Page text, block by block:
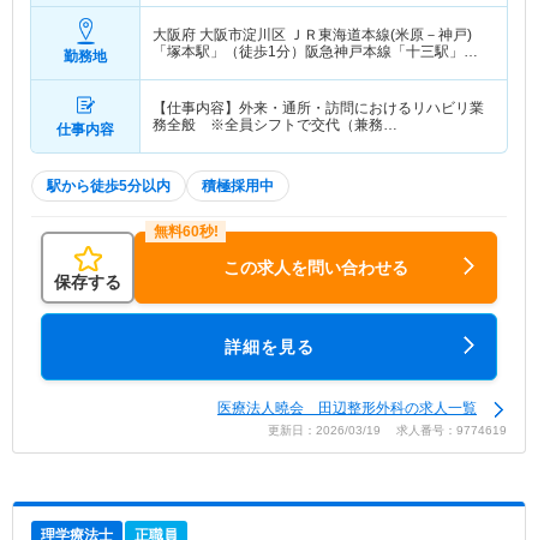
勤務地
大阪府 大阪市淀川区 ＪＲ東海道本線(米原－神戸)
「塚本駅」（徒歩1分）阪急神戸本線「十三駅」
仕事内容
【仕事内容】外来・通所・訪問におけるリハビリ業
務全般 ※全員シフトで交代（兼務…
駅から徒歩5分以内 積極採用中
保存する
この求人を問い合わせる
詳細を見る
医療法人曉会 田辺整形外科の求人一覧
更新日：2026/03/19 求人番号：9774619
理学療法士 正職員